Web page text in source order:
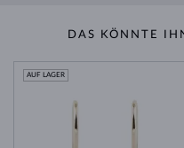
DAS KÖNNTE
AUF LAGER